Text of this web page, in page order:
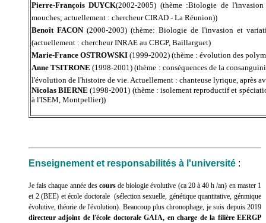
Pierre-François DUYCK(2002-2005) (thème :Biologie de
mouches; actuellement : chercheur CIRAD - La Réunion))
Benoît FACON(2000-2003) (thème: Biologie de l'invasion et
(actuellement : chercheur INRAE au CBGP, Baillarguet)
Marie-France OSTROWSKI (1999-2002) (thème : évolution des
Anne TSITRONE (1998-2001) (thème : conséquences de la
l'évolution de l'histoire de vie. Actuellement : chanteuse lyrique, après
Nicolas BIERNE (1998-2001) (thème : isolement reproductif et
à l'ISEM, Montpellier))
Enseignement et responsabilités à l'université :
Je fais chaque année des coursde biologie évolutive (ca 20 à 40 h /an) en master 1
et 2 (BEE) et école doctorale (sélection sexuelle, génétique quantitative, génmique
évolutive, théorie de l'évolution). Beaucoup plus chronophage, je suis depuis 2019
directeur adjoint de l'école doctorale GAIA, en charge de la filière EERGP